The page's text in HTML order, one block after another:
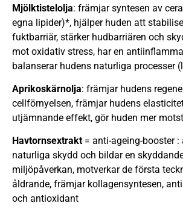
Mjölktistelolja: främjar syntesen av
egna lipider)*, hjälper huden att
fuktbarriär, stärker hudbarriären och
mot oxidativ stress, har en
balanserar hudens naturliga processer
Aprikoskärnolja: främjar hudens
cellförnyelsen, främjar hudens
utjämnande effekt, gör huden mer
Havtornsextrakt = anti-ageing-booster
naturliga skydd och bildar en
miljöpåverkan, motverkar de första
åldrande, främjar kollagensyntesen,
och antioxidant